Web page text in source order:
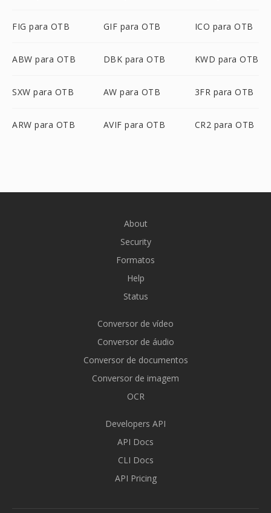
FIG para OTB GIF para OTB ICO para OTB
ABW para OTB DBK para OTB KWD para OTB
SXW para OTB AW para OTB 3FR para OTB
ARW para OTB AVIF para OTB CR2 para OTB
About
Security
Formatos
Help
Status
Conversor de vídeo
Conversor de áudio
Conversor de documentos
Conversor de imagem
OCR
Developers API
API Docs
CLI Docs
API Pricing